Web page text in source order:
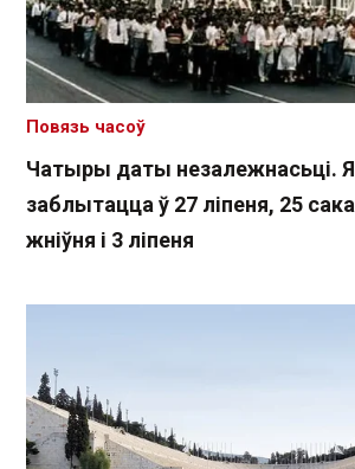
Чатыры даты незалежнасьці.
заблытацца ў 27 ліпеня, 25
жніўня і 3 ліпеня
Повязь часоў